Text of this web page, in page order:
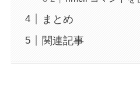
まとめ
関連記事